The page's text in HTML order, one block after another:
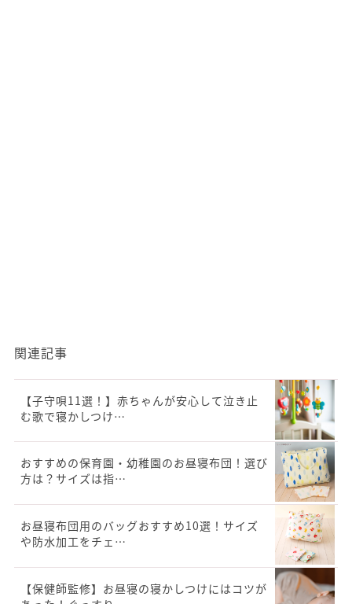
関連記事
【子守唄11選！】赤ちゃんが安心して泣き止
む歌で寝かしつけ…
おすすめの保育園・幼稚園のお昼寝布団！選び
方は？サイズは指…
お昼寝布団用のバッグおすすめ10選！サイズ
や防水加工をチェ…
【保健師監修】お昼寝の寝かしつけにはコツが